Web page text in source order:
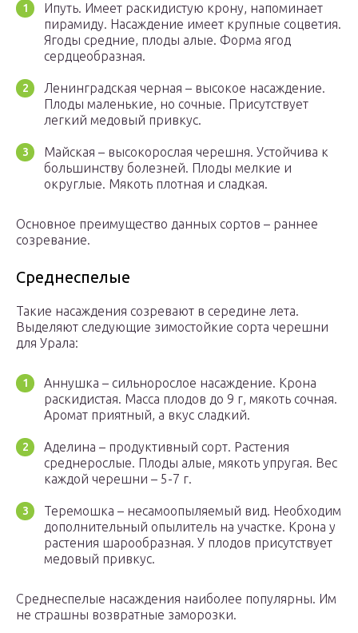
Ипуть. Имеет раскидистую крону, напоминает
пирамиду. Насаждение имеет крупные соцветия.
Ягоды средние, плоды алые. Форма ягод
сердцеобразная.
Ленинградская черная – высокое насаждение.
Плоды маленькие, но сочные. Присутствует
легкий медовый привкус.
Майская – высокорослая черешня. Устойчива к
большинству болезней. Плоды мелкие и
округлые. Мякоть плотная и сладкая.
Основное преимущество данных сортов – раннее
созревание.
Среднеспелые
Такие насаждения созревают в середине лета.
Выделяют следующие зимостойкие сорта черешни
для Урала:
Аннушка – сильнорослое насаждение. Крона
раскидистая. Масса плодов до 9 г, мякоть сочная.
Аромат приятный, а вкус сладкий.
Аделина – продуктивный сорт. Растения
среднерослые. Плоды алые, мякоть упругая. Вес
каждой черешни – 5-7 г.
Теремошка – несамоопыляемый вид. Необходим
дополнительный опылитель на участке. Крона у
растения шарообразная. У плодов присутствует
медовый привкус.
Среднеспелые насаждения наиболее популярны. Им
не страшны возвратные заморозки.